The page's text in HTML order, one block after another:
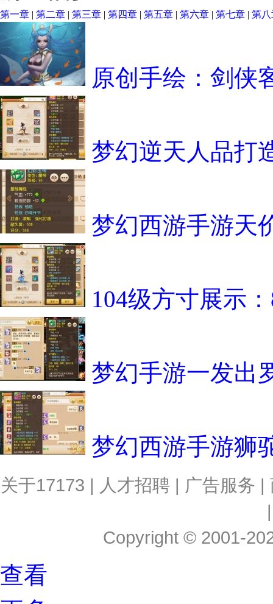
第一章 | 第二章 | 第三章 | 第四章 | 第五章 | 第六章 | 第七章 | 第
原创手绘：剑侠
梦幻逆天人品打
梦幻西游手游天
104级方寸展示
梦幻手游一发出
梦幻西游手游狮
关于17173 | 人才招聘 | 广告服务 |
Copyright © 2001-
查看